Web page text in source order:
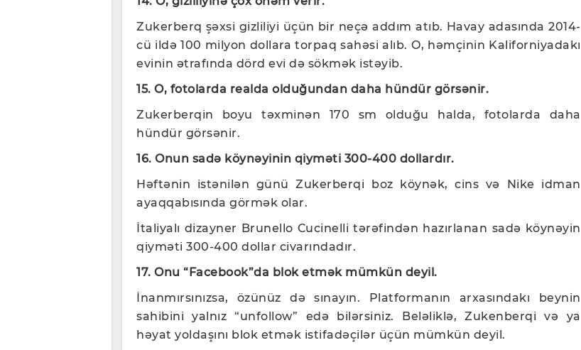
Zukerberq şəxsi gizliliyi üçün bir neçə addım atıb. Havay adasında 2014-
cü ildə 100 milyon dollara torpaq sahəsi alıb. O, həmçinin Kaliforniyadakı
evinin ətrafında dörd evi də sökmək istəyib.
15. O, fotolarda realda olduğundan daha hündür görsənir.
Zukerberqin boyu təxminən 170 sm olduğu halda, fotolarda daha
hündür görsənir.
16. Onun sadə köynəyinin qiyməti 300-400 dollardır.
Həftənin istənilən günü Zukerberqi boz köynək, cins və Nike idman
ayaqqabısında görmək olar.
İtaliyalı dizayner Brunello Cucinelli tərəfindən hazırlanan sadə köynəyin
qiyməti 300-400 dollar civarındadır.
17. Onu “Facebook”da blok etmək mümkün deyil.
İnanmırsınızsa, özünüz də sınayın. Platformanın arxasındakı beynin
sahibini yalnız “unfollow” edə bilərsiniz. Beləliklə, Zukenberqi və ya
həyat yoldaşını blok etmək istifadəçilər üçün mümkün deyil.